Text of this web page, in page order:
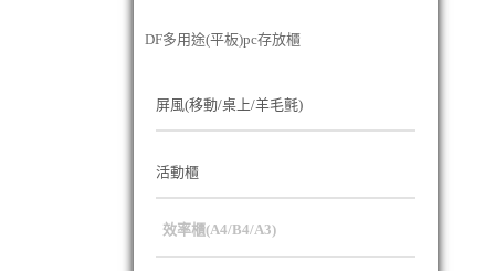
DF多用途(平板)pc存放櫃
屏風(移動/桌上/羊毛氈)
活動櫃
效率櫃(A4/B4/A3)